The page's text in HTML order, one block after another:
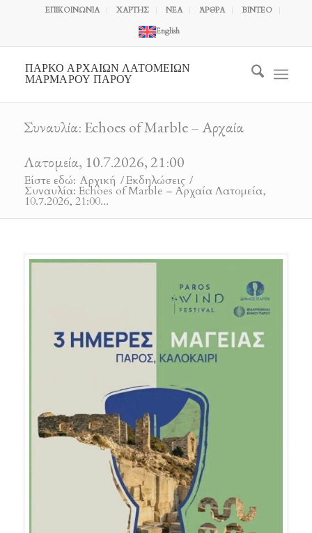
ΕΠΙΚΟΙΝΩΝΙΑ ΧΑΡΤΗΣ ΝΕΑ ΆΡΘΡΑ ΒΙΝΤΕΟ
English
ΠΑΡΚΟ ΑΡΧΑΙΩΝ ΛΑΤΟΜΕΙΩΝ
ΜΑΡΜΑΡΟΥ ΠΑΡΟΥ
Συναυλία: Echoes of Marble – Αρχαία
Λατομεία, 10.7.2026, 21:00
Είστε εδώ: Αρχική /Εκδηλώσεις /
Συναυλία: Echoes of Marble – Αρχαία Λατομεία,
10.7.2026, 21:00...